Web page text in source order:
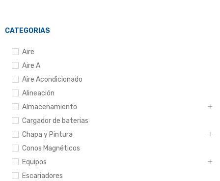
CATEGORIAS
Aire
Aire A
Aire Acondicionado
Alineación
Almacenamiento
Cargador de baterias
Chapa y Pintura
Conos Magnéticos
Equipos
Escariadores